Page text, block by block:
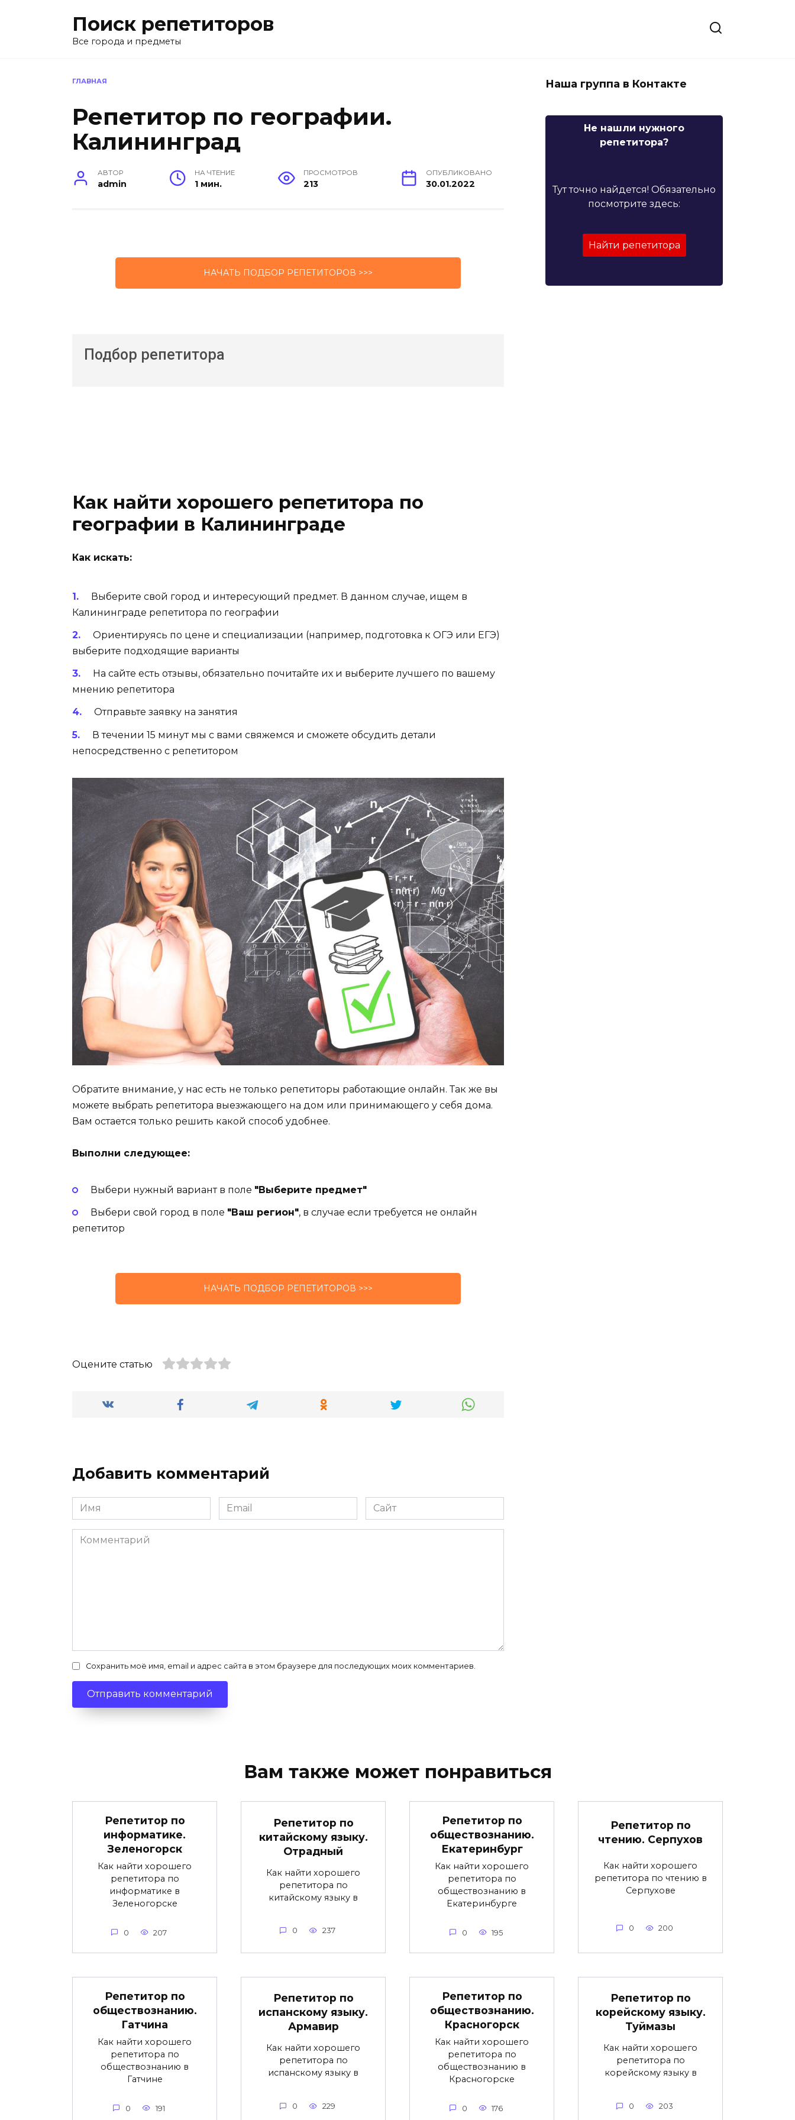
Поиск репетиторов
Все города и предметы
ГЛАВНАЯ
Репетитор по географии.
Калининград
АВТОР
admin
НА ЧТЕНИЕ
1 мин.
ПРОСМОТРОВ
213
ОПУБЛИКОВАНО
30.01.2022
НАЧАТЬ ПОДБОР РЕПЕТИТОРОВ >>>
Подбор репетитора
Как найти хорошего репетитора по
географии в Калининграде
Как искать:
Выберите свой город и интересующий предмет. В данном случае, ищем в
Калининграде репетитора по географии
Ориентируясь по цене и специализации (например, подготовка к ОГЭ или ЕГЭ)
выберите подходящие варианты
На сайте есть отзывы, обязательно почитайте их и выберите лучшего по вашему
мнению репетитора
Отправьте заявку на занятия
В течении 15 минут мы с вами свяжемся и сможете обсудить детали
непосредственно с репетитором
Обратите внимание, у нас есть не только репетиторы работающие онлайн. Так же вы
можете выбрать репетитора выезжающего на дом или принимающего у себя дома.
Вам остается только решить какой способ удобнее.
Выполни следующее:
Выбери нужный вариант в поле "Выберите предмет"
Выбери свой город в поле "Ваш регион", в случае если требуется не онлайн
репетитор
НАЧАТЬ ПОДБОР РЕПЕТИТОРОВ >>>
Оцените статью
Добавить комментарий
Имя
*
Email
*
Сайт
Комментарий
Сохранить моё имя, email и адрес сайта в этом браузере для последующих моих комментариев.
Наша группа в Контакте
Не нашли нужного
репетитора?
Тут точно найдется! Обязательно
посмотрите здесь:
Найти репетитора
Вам также может понравиться
Репетитор по
информатике.
Зеленогорск
Как найти хорошего
репетитора по
информатике в
Зеленогорске
0 207
Репетитор по
китайскому языку.
Отрадный
Как найти хорошего
репетитора по
китайскому языку в
0 237
Репетитор по
обществознанию.
Екатеринбург
Как найти хорошего
репетитора по
обществознанию в
Екатеринбурге
0 195
Репетитор по
чтению. Серпухов
Как найти хорошего
репетитора по чтению в
Серпухове
0 200
Репетитор по
обществознанию.
Гатчина
Как найти хорошего
репетитора по
обществознанию в
Гатчине
0 191
Репетитор по
испанскому языку.
Армавир
Как найти хорошего
репетитора по
испанскому языку в
0 229
Репетитор по
обществознанию.
Красногорск
Как найти хорошего
репетитора по
обществознанию в
Красногорске
0 176
Репетитор по
корейскому языку.
Туймазы
Как найти хорошего
репетитора по
корейскому языку в
0 203